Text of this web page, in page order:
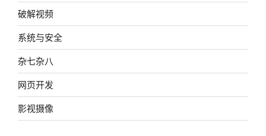
破解视频
系统与安全
杂七杂八
网页开发
影视摄像